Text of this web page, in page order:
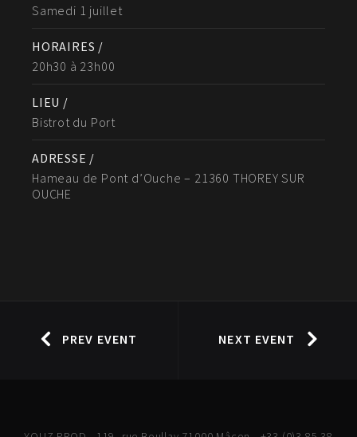
Samedi 1 juillet
HORAIRES /
20h30 à 23h00
LIEU /
Bistrot du Port
ADRESSE /
Hameau de Pont d’Ouche – 21360 THOREY SUR
OUCHE
PREV EVENT NEXT EVENT